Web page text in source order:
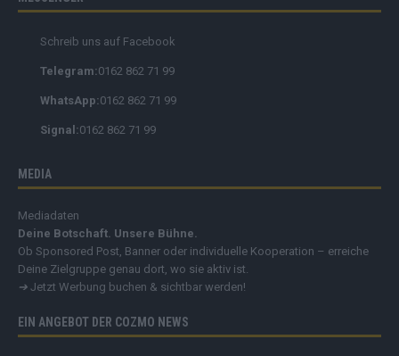
Schreib uns auf Facebook
Telegram:0162 862 71 99
WhatsApp:0162 862 71 99
Signal:0162 862 71 99
MEDIA
Mediadaten
Deine Botschaft. Unsere Bühne.
Ob Sponsored Post, Banner oder individuelle Kooperation – erreiche
Deine Zielgruppe genau dort, wo sie aktiv ist.
➔ Jetzt Werbung buchen & sichtbar werden!
EIN ANGEBOT DER COZMO NEWS